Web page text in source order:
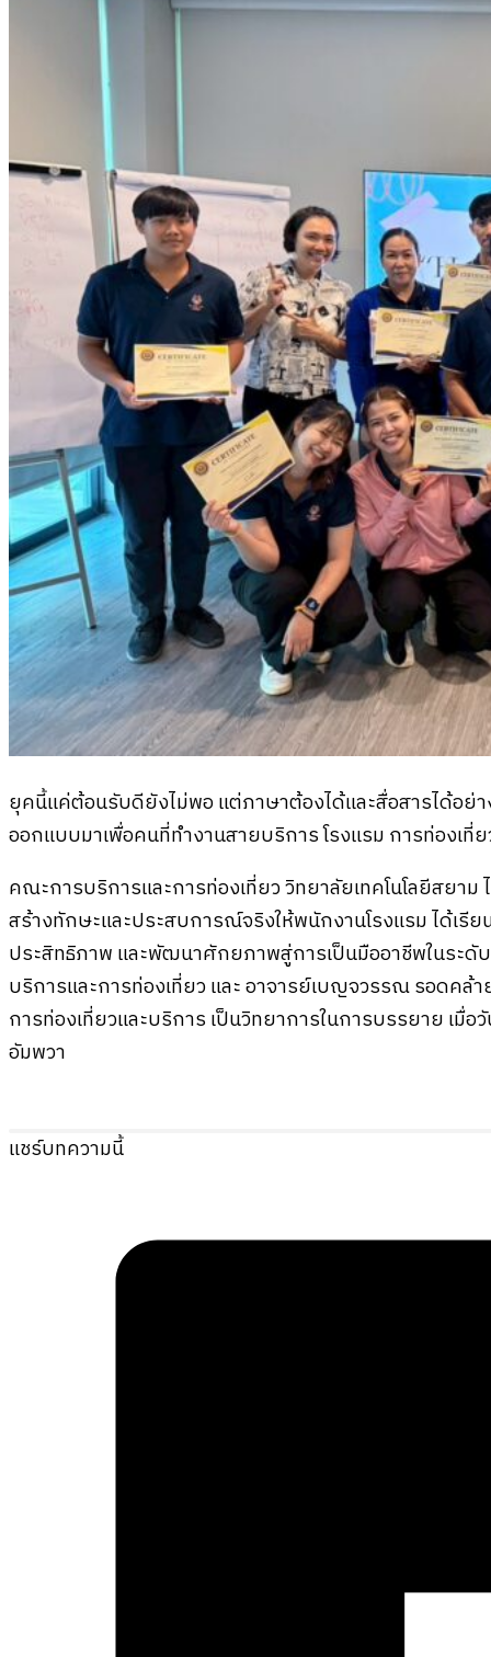
ยุคนี้แค่ต้อนรับดียังไม่พอ แต่ภาษาต้องได้และสื่อสารได้อย่
ออกแบบมาเพื่อคนที่ทำงานสายบริการ โรงแรม การท่องเที่ย
คณะการบริการและการท่องเที่ยว วิทยาลัยเทคโนโลยีสยา
สร้างทักษะและประสบการณ์จริงให้พนักงานโรงแรม ได้เรี
ประสิทธิภาพ และพัฒนาศักยภาพสู่การเป็นมืออาชีพในระ
บริการและการท่องเที่ยว และ อาจารย์เบญจวรรณ รอดคล้
การท่องเที่ยวและบริการ เป็นวิทยาการในการบรรยาย เมื่
อัมพวา
แชร์บทความนี้